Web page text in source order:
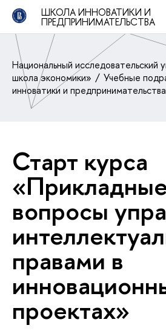
ШКОЛА ИННОВАТИКИ И
ПРЕДПРИНИМАТЕЛЬСТВА
Национальный исследовательский
школа экономики»
Учебные
инноватики и предпринимательства
Старт курса
«Прикладные
вопросы
правами в
проектах»